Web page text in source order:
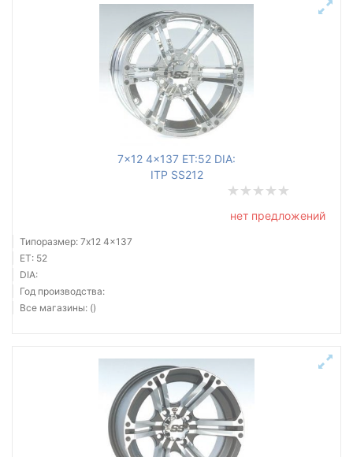
7x12 4x137 ET:52 DIA:
ITP SS212
нет предложений
Типоразмер: 7x12 4x137
ET: 52
DIA:
Год производства:
Все магазины: ()